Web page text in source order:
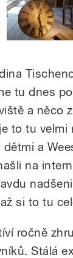
tu dnes
a něco
to tu velmi
a
na
si to tu
ročně
Stálá